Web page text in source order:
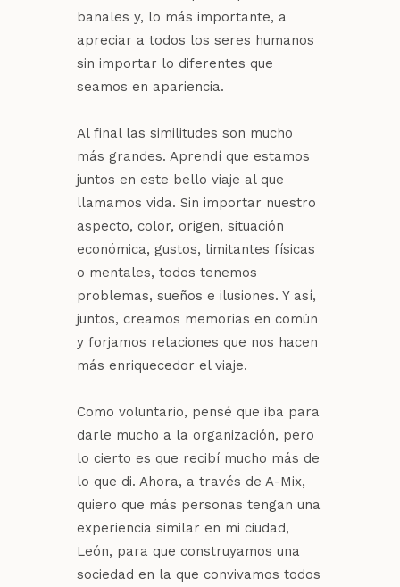
banales y, lo más importante, a
apreciar a todos los seres humanos
sin importar lo diferentes que
seamos en apariencia.
Al final las similitudes son mucho
más grandes. Aprendí que estamos
juntos en este bello viaje al que
llamamos vida. Sin importar nuestro
aspecto, color, origen, situación
económica, gustos, limitantes físicas
o mentales, todos tenemos
problemas, sueños e ilusiones. Y así,
juntos, creamos memorias en común
y forjamos relaciones que nos hacen
más enriquecedor el viaje.
Como voluntario, pensé que iba para
darle mucho a la organización, pero
lo cierto es que recibí mucho más de
lo que di. Ahora, a través de A-Mix,
quiero que más personas tengan una
experiencia similar en mi ciudad,
León, para que construyamos una
sociedad en la que convivamos todos